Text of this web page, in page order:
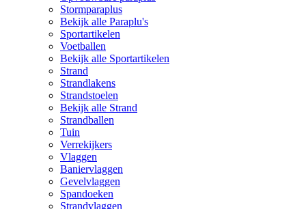
Stormparaplus
Bekijk alle Paraplu's
Sportartikelen
Voetballen
Bekijk alle Sportartikelen
Strand
Strandlakens
Strandstoelen
Bekijk alle Strand
Strandballen
Tuin
Verrekijkers
Vlaggen
Baniervlaggen
Gevelvlaggen
Spandoeken
Strandvlaggen